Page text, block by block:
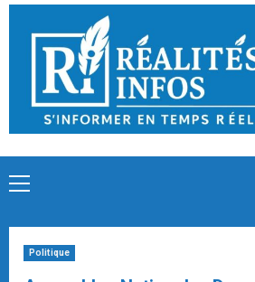
Skip
content
Primary
Politique